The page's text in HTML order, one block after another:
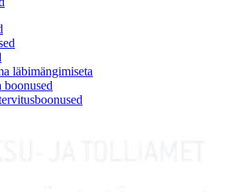
läbimängimiseta
boonused